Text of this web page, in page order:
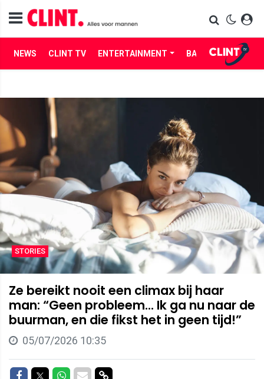
NEWS CLINT TV ENTERTAINMENT BABES LIFE
STORIES
Ze bereikt nooit een climax bij haar
man: “Geen probleem... Ik ga nu naar de
buurman, en die fikst het in geen tijd!”
05/07/2026 10:35
Delen op Facebook
Delen op Twitter
Delen op Whatsapp
Delen via Mail
Delen via link